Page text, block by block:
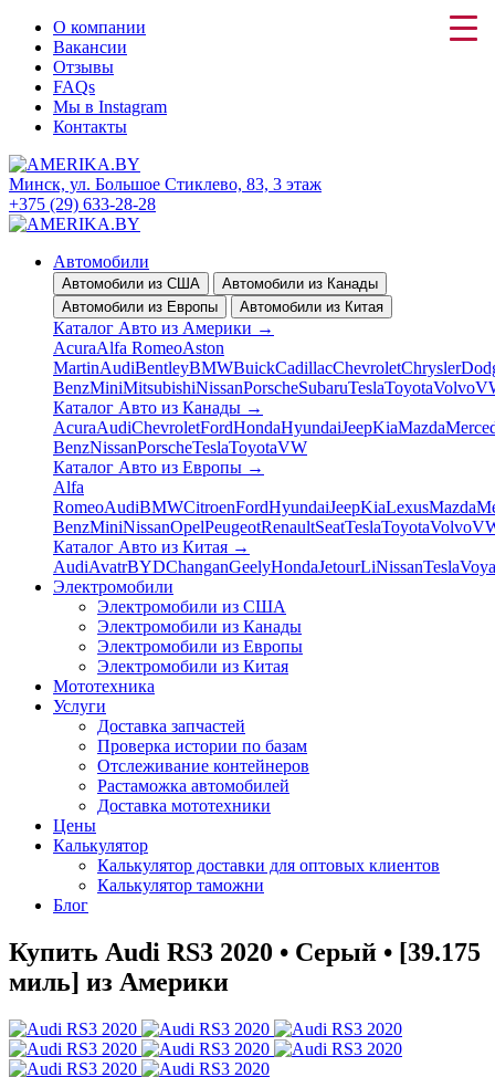
О компании
Вакансии
Отзывы
FAQs
Мы в Instagram
Контакты
Минск, ул. Большое Стиклево, 83, 3 этаж
+375 (29) 633-28-28
Автомобили
Автомобили из США
Автомобили из Канады
Автомобили из Европы
Автомобили из Китая
Каталог Авто из Америки →
AcuraAlfa RomeoAston
MartinAudiBentleyBMWBuickCadillacChevroletChrysler
BenzMiniMitsubishiNissanPorscheSubaruTeslaToyotaVolvo
Каталог Авто из Канады →
AcuraAudiChevroletFordHondaHyundaiJeepKiaMazda
BenzNissanPorscheTeslaToyotaVW
Каталог Авто из Европы →
Alfa
RomeoAudiBMWCitroenFordHyundaiJeepKiaLexusMazda
BenzMiniNissanOpelPeugeotRenaultSeatTeslaToyotaVolvo
Каталог Авто из Китая →
AudiAvatrBYDChanganGeelyHondaJetourLiNissanTesla
Электромобили
Электромобили из США
Электромобили из Канады
Электромобили из Европы
Электромобили из Китая
Мототехника
Услуги
Доставка запчастей
Проверка истории по базам
Отслеживание контейнеров
Растаможка автомобилей
Доставка мототехники
Цены
Калькулятор
Калькулятор доставки для оптовых клиентов
Калькулятор таможни
Блог
Купить Audi RS3 2020 • Серый • [39.175
миль] из Америки